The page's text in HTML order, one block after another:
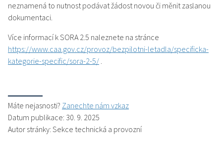
neznamená to nutnost podávat žádost novou či měnit zaslanou
dokumentaci.
Více informací k SORA 2.5 naleznete na stránce
https://www.caa.gov.cz/provoz/bezpilotni-letadla/specificka-
kategorie-specific/sora-2-5/ .
Máte nejasnosti? Zanechte nám vzkaz
Datum publikace: 30. 9. 2025
Autor stránky: Sekce technická a provozní